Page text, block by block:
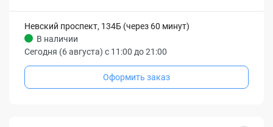
Невский проспект, 134Б (через 60 минут)
В наличии
Сегодня (6 августа) с 11:00 до 21:00
Оформить заказ